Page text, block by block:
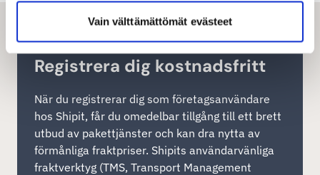
Vain välttämättömät evästeet
Registrera dig kostnadsfritt
När du registrerar dig som företagsanvändare
hos Shipit, får du omedelbar tillgång till ett brett
utbud av pakettjänster och kan dra nytta av
förmånliga fraktpriser. Shipits användarvänliga
fraktverktyg (TMS, Transport Management